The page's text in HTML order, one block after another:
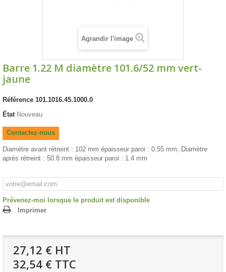
Agrandir l'image
Barre 1.22 M diamètre 101.6/52 mm vert-
jaune
Référence 101.1016.45.1000.0
État Nouveau
Contactez-nous
Diamètre avant rétreint : 102 mm épaisseur paroi : 0.55 mm, Diamètre
après rétreint : 50.8 mm épaisseur paroi : 1.4 mm
Prévenez-moi lorsque le produit est disponible
Imprimer
27,12 € HT
32,54 € TTC